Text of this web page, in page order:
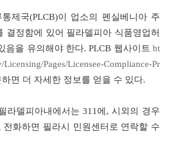
제국(PLCB)이 업소의 펜실베니아 주
결정함에 있어 필라델피아 식품영업허
음을 유의해야 한다. PLCB 웹사이트 ht
Pages/Licensee-Compliance-Pr
하면 더 자세한 정보를 얻을 수 있다.
라델피아내에서는 311 에 , 시외의 경우
전화하면 필라시 민원센터로 연락할 수